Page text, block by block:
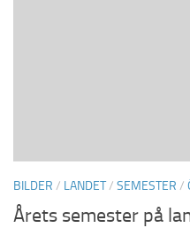
BILDER / LANDET/ SEMESTER /
Årets semester på